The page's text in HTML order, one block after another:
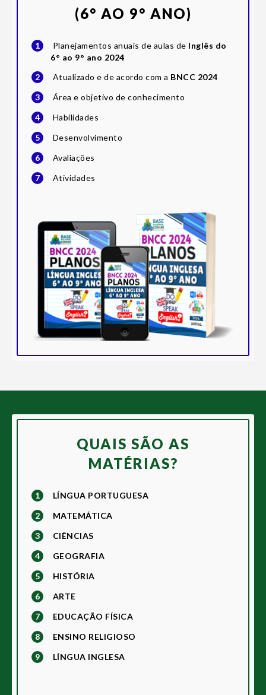
(6° AO 9° ANO)
1 Planejamentos anuais de aulas de Inglês do
6° ao 9° ano 2024
2
Atualizado e de acordo com a BNCC 2024
3
Área e objetivo de conhecimento
4
Habilidades
5
Desenvolvimento
6
Avaliações
7
Atividades
QUAIS SÃO AS
MATÉRIAS?
1
LÍNGUA PORTUGUESA
2
MATEMÁTICA
3
CIÊNCIAS
4
GEOGRAFIA
5
HISTÓRIA
6
ARTE
7
EDUCAÇÃO FÍSICA
8
ENSINO RELIGIOSO
9
LÍNGUA INGLESA